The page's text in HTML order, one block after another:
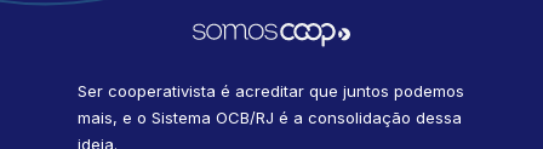
Ser cooperativista é acreditar que juntos podemos
mais, e o Sistema OCB/RJ é a consolidação dessa
ideia.